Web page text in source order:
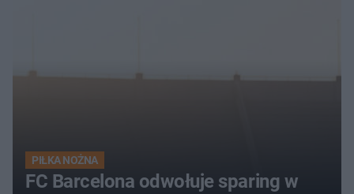
PIŁKA NOŻNA
FC Barcelona odwołuje sparing w